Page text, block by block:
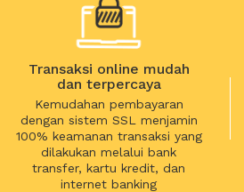
Transaksi online mudah
dan terpercaya
Kemudahan pembayaran
dengan sistem SSL menjamin
100% keamanan transaksi yang
dilakukan melalui bank
transfer, kartu kredit, dan
internet banking